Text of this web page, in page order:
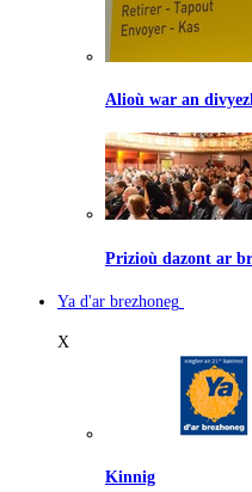
Alioù war an
Prizioù dazont ar
Ya d'ar brezhoneg
X
Kinnig